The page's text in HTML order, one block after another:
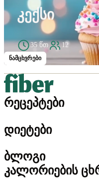
ნამცხვრები
ᲙᲔᲥᲡᲘ
35 წთ 12
რეცეპტები
დიეტები
ბლოგი
კალორიების